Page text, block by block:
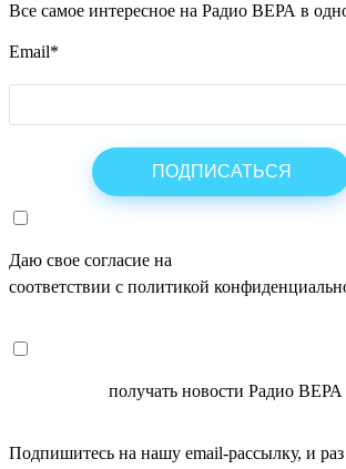
Все самое интересное на Радио ВЕРА в
Email*
Даю свое согласие на
соответствии с политикой
получать новости Радио ВЕРА
Подпишитесь на нашу email-рассылку, и